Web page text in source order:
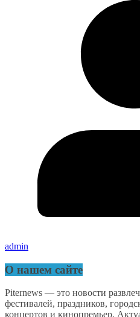
admin
О нашем сайте
Piternews — это новости
фестивалей, праздников,
концертов и кинопремьер.